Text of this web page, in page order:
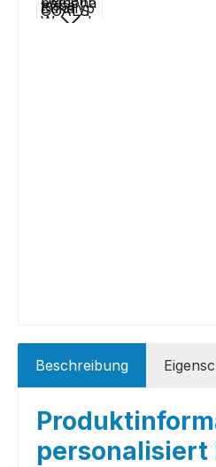
Beschreibung
personalisiert